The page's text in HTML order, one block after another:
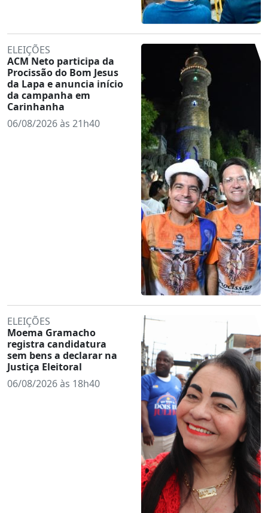
ELEIÇÕES
ACM Neto participa da
Procissão do Bom Jesus
da Lapa e anuncia início
da campanha em
Carinhanha
06/08/2026 às 21h40
ELEIÇÕES
Moema Gramacho
registra candidatura
sem bens a declarar na
Justiça Eleitoral
06/08/2026 às 18h40